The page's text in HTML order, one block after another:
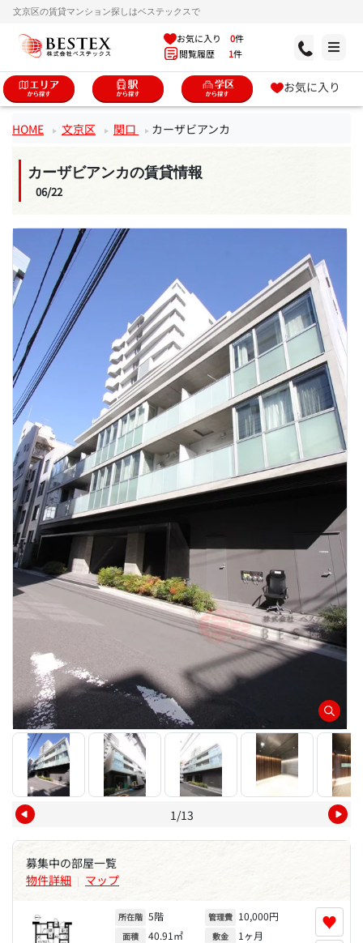
文京区の賃貸マンション探しはベステックスで
お気に入り 0件
閲覧履歴 1件
お気に入り
HOME 文京区 関口 カーザビアンカ
カーザビアンカの賃貸情報
06/22
1/13
募集中の部屋一覧
物件詳細 | マップ
所在階 5階
面積 40.91㎡
管理費 10,000円
敷金 1ヶ月
♥